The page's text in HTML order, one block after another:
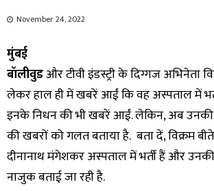
November 24, 2022
मुंबई
बॉलीवुडऔर टीवी इंडस्ट्री के दिग्गज अभिनेता
लेकर हाल ही में खबरें आईं कि वह अस्पताल में
इनके निधन की भी खबरें आईं. लेकिन, अब
की खबरों को गलत बताया है. बता दें, विक्रम
दीनानाथ मंगेशकर अस्पताल में भर्ती हैं और
नाजुक बताई जा रही है.